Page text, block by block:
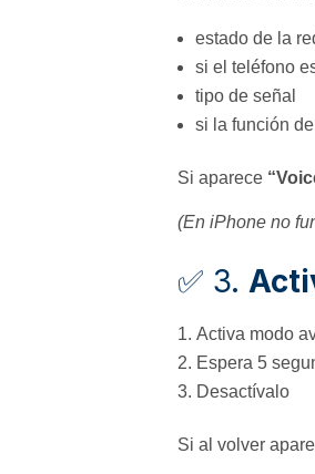
estado de la
si el teléfono
tipo de señal
si la función
Si aparece
(En iPhone no
✅ 3.
Activa modo
Espera 5
Desactívalo
Si al volver